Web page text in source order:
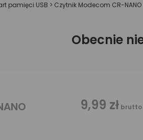
pamięci USB > Czytnik Modecom CR-
Obecnie
9,99 zł brutto